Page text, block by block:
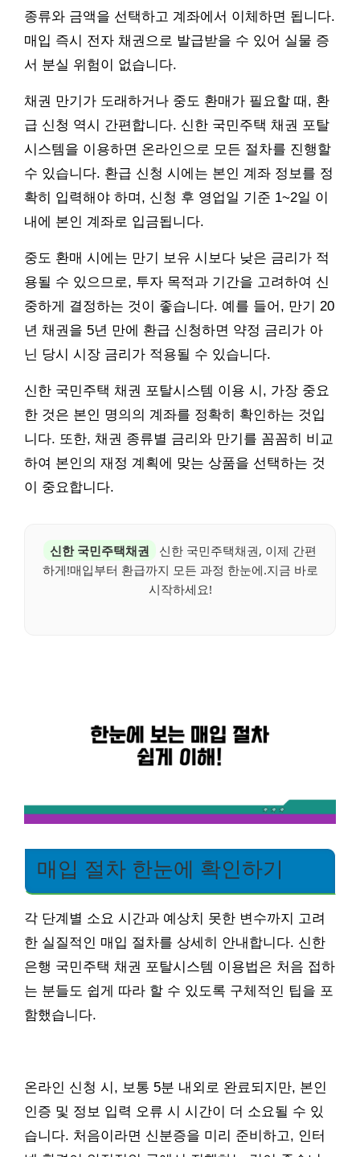
종류와 금액을 선택하고 계좌에서 이체하면 됩니다.
매입 즉시 전자 채권으로 발급받을 수 있어 실물 증
서 분실 위험이 없습니다.
채권 만기가 도래하거나 중도 환매가 필요할 때, 환
급 신청 역시 간편합니다. 신한 국민주택 채권 포탈
시스템을 이용하면 온라인으로 모든 절차를 진행할
수 있습니다. 환급 신청 시에는 본인 계좌 정보를 정
확히 입력해야 하며, 신청 후 영업일 기준 1~2일 이
내에 본인 계좌로 입금됩니다.
중도 환매 시에는 만기 보유 시보다 낮은 금리가 적
용될 수 있으므로, 투자 목적과 기간을 고려하여 신
중하게 결정하는 것이 좋습니다. 예를 들어, 만기 20
년 채권을 5년 만에 환급 신청하면 약정 금리가 아
닌 당시 시장 금리가 적용될 수 있습니다.
신한 국민주택 채권 포탈시스템 이용 시, 가장 중요
한 것은 본인 명의의 계좌를 정확히 확인하는 것입
니다. 또한, 채권 종류별 금리와 만기를 꼼꼼히 비교
하여 본인의 재정 계획에 맞는 상품을 선택하는 것
이 중요합니다.
신한 국민주택채권
신한 국민주택채권, 이제 간편
하게!매입부터 환급까지 모든 과정 한눈에.지금 바로
시작하세요!
매입 절차 한눈에 확인하기
각 단계별 소요 시간과 예상치 못한 변수까지 고려
한 실질적인 매입 절차를 상세히 안내합니다. 신한
은행 국민주택 채권 포탈시스템 이용법은 처음 접하
는 분들도 쉽게 따라 할 수 있도록 구체적인 팁을 포
함했습니다.
온라인 신청 시, 보통 5분 내외로 완료되지만, 본인
인증 및 정보 입력 오류 시 시간이 더 소요될 수 있
습니다. 처음이라면 신분증을 미리 준비하고, 인터